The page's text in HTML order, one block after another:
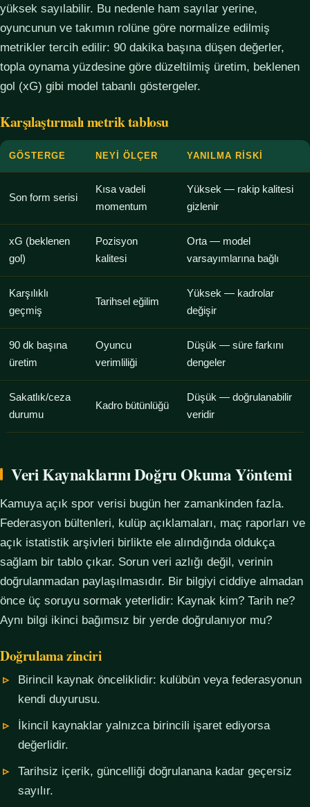
yüksek sayılabilir. Bu nedenle ham sayılar yerine,
oyuncunun ve takımın rolüne göre normalize edilmiş
metrikler tercih edilir: 90 dakika başına düşen değerler,
topla oynama yüzdesine göre düzeltilmiş üretim, beklenen
gol (xG) gibi model tabanlı göstergeler.
Karşılaştırmalı metrik tablosu
GÖSTERGE NEYI ÖLÇER YANILMA RISKI
Son form serisi
Kısa vadeli
momentum
Yüksek — rakip kalitesi
gizlenir
xG (beklenen
gol)
Pozisyon
kalitesi
Orta — model
varsayımlarına bağlı
Karşılıklı
geçmiş
Tarihsel eğilim
Yüksek — kadrolar
değişir
90 dk başına
üretim
Oyuncu
verimliliği
Düşük — süre farkını
dengeler
Sakatlık/ceza
durumu
Kadro bütünlüğü
Düşük — doğrulanabilir
veridir
Veri Kaynaklarını Doğru Okuma Yöntemi
Kamuya açık spor verisi bugün her zamankinden fazla.
Federasyon bültenleri, kulüp açıklamaları, maç raporları ve
açık istatistik arşivleri birlikte ele alındığında oldukça
sağlam bir tablo çıkar. Sorun veri azlığı değil, verinin
doğrulanmadan paylaşılmasıdır. Bir bilgiyi ciddiye almadan
önce üç soruyu sormak yeterlidir: Kaynak kim? Tarih ne?
Aynı bilgi ikinci bağımsız bir yerde doğrulanıyor mu?
Doğrulama zinciri
Birincil kaynak önceliklidir: kulübün veya federasyonun
kendi duyurusu.
İkincil kaynaklar yalnızca birincili işaret ediyorsa
değerlidir.
Tarihsiz içerik, güncelliği doğrulanana kadar geçersiz
sayılır.